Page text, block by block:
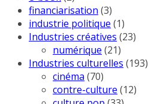
financiarisation (3)
industrie politique (1)
Industries créatives (23)
numérique (21)
Industries culturelles (193)
cinéma (70)
contre-culture (12)